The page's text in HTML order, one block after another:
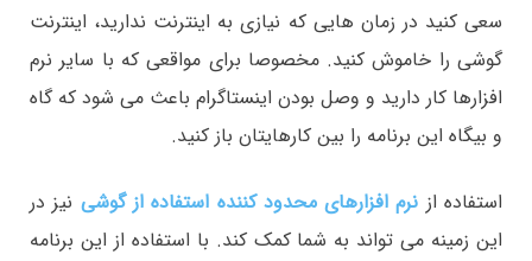
سعی کنید در زمان هایی که نیازی به اینترنت ندارید، اینترنت
گوشی را خاموش کنید. مخصوصا برای مواقعی که با سایر نرم
افزارها کار دارید و وصل بودن اینستاگرام باعث می شود که گاه
و بیگاه این برنامه را بین کارهایتان باز کنید.
استفاده از نرم افزارهای محدود کننده استفاده از گوشی نیز در
این زمینه می تواند به شما کمک کند. با استفاده از این برنامه